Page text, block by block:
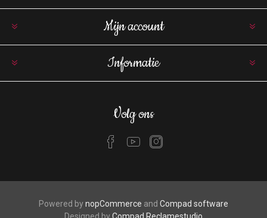
Mijn account
Informatie
Volg ons
Powered bynopCommerce and Compad software